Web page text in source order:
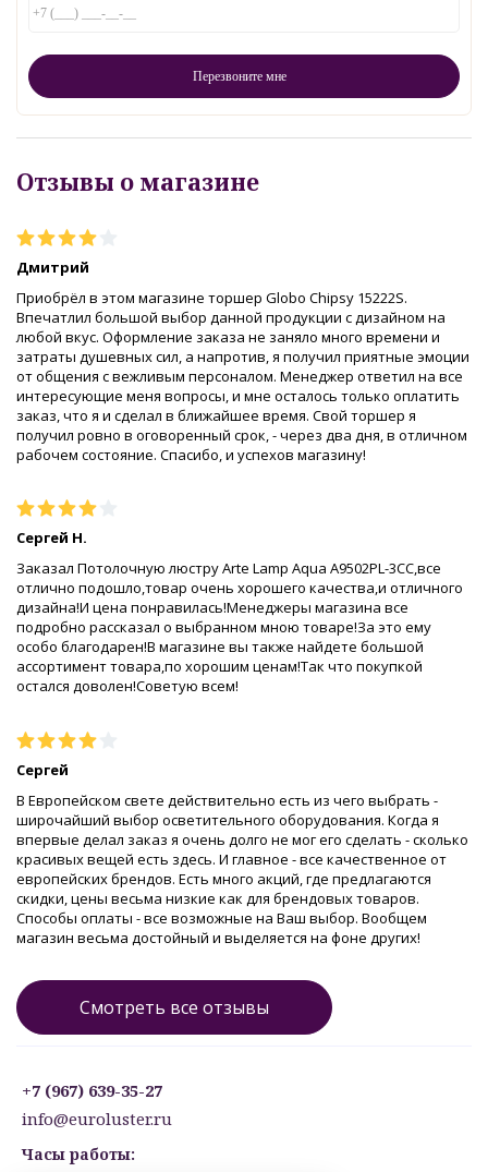
Отзывы о магазине
Дмитрий
Приобрёл в этом магазине торшер Globo Chipsy 15222S.
Впечатлил большой выбор данной продукции с дизайном на
любой вкус. Оформление заказа не заняло много времени и
затраты душевных сил, а напротив, я получил приятные эмоции
от общения с вежливым персоналом. Менеджер ответил на все
интересующие меня вопросы, и мне осталось только оплатить
заказ, что я и сделал в ближайшее время. Свой торшер я
получил ровно в оговоренный срок, - через два дня, в отличном
рабочем состояние. Спасибо, и успехов магазину!
Сергей Н.
Заказал Потолочную люстру Arte Lamp Aqua A9502PL-3CC,все
отлично подошло,товар очень хорошего качества,и отличного
дизайна!И цена понравилась!Менеджеры магазина все
подробно рассказал о выбранном мною товаре!За это ему
особо благодарен!В магазине вы также найдете большой
ассортимент товара,по хорошим ценам!Так что покупкой
остался доволен!Советую всем!
Сергей
В Европейском свете действительно есть из чего выбрать -
широчайший выбор осветительного оборудования. Когда я
впервые делал заказ я очень долго не мог его сделать - сколько
красивых вещей есть здесь. И главное - все качественное от
европейских брендов. Есть много акций, где предлагаются
скидки, цены весьма низкие как для брендовых товаров.
Способы оплаты - все возможные на Ваш выбор. Вообщем
магазин весьма достойный и выделяется на фоне других!
Смотреть все отзывы
+7 (967) 639-35-27
info@euroluster.ru
Часы работы: